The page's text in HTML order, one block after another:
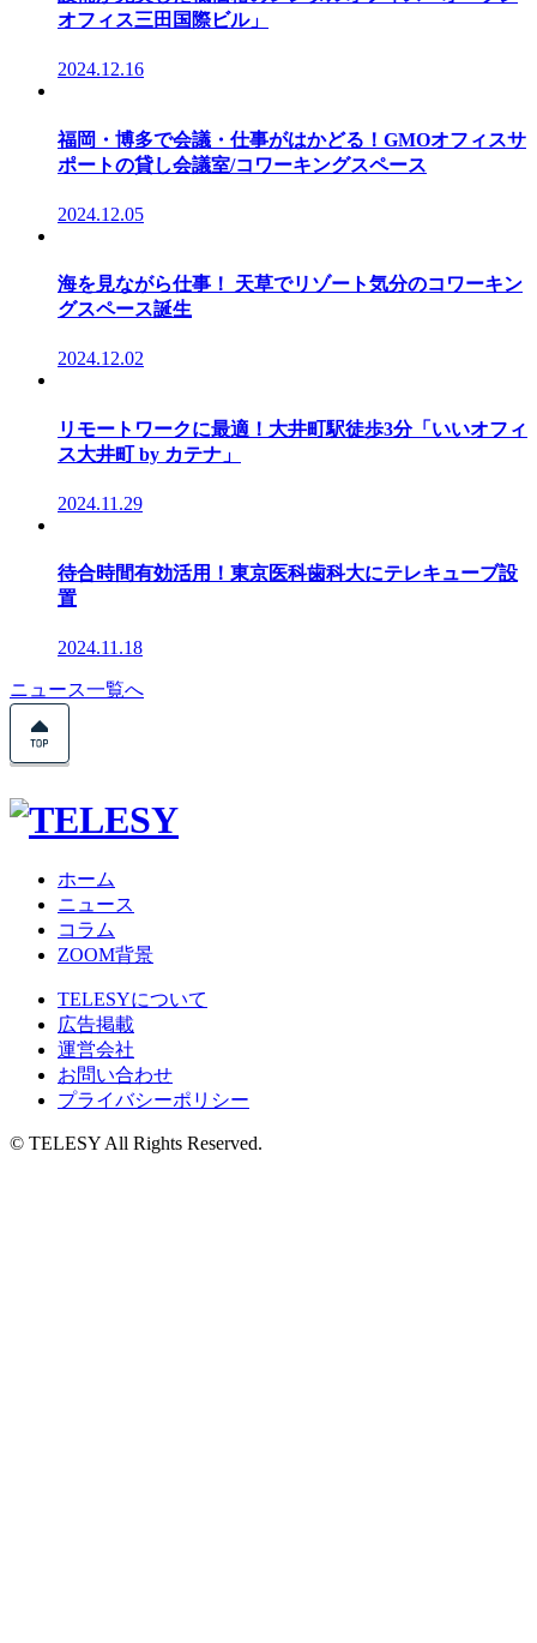
オフィス三田国際ビル」
2024.12.16
福岡・博多で会議・仕事がはかどる！GMOオフィスサ
ポートの貸し会議室/コワーキングスペース
2024.12.05
海を見ながら仕事！ 天草でリゾート気分のコワーキン
グスペース誕生
2024.12.02
リモートワークに最適！大井町駅徒歩3分「いいオフィ
ス大井町 by カテナ」
2024.11.29
待合時間有効活用！東京医科歯科大にテレキューブ設
置
2024.11.18
ニュース一覧へ
ホーム
ニュース
コラム
ZOOM背景
TELESYについて
広告掲載
運営会社
お問い合わせ
プライバシーポリシー
© TELESY All Rights Reserved.